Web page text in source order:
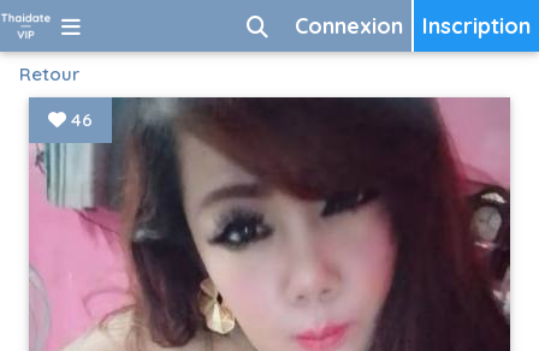
Inscription
Connexion
Retour
46